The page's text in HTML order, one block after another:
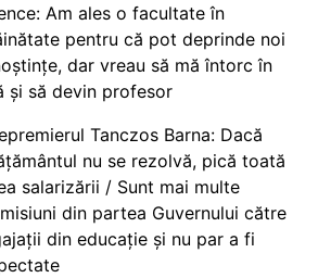
Am ales o facultate în
pentru că pot deprinde noi
dar vreau să mă întorc în
și să devin profesor
Tanczos Barna: Dacă
nu se rezolvă, pică toată
salarizării / Sunt mai multe
din partea Guvernului către
din educație și nu par a fi